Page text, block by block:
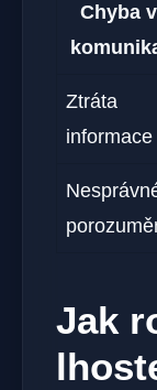
Chyba
Ztráta
informace
Jak